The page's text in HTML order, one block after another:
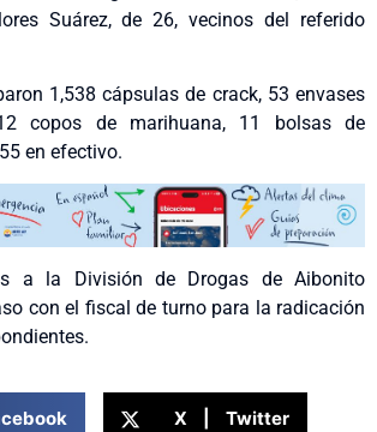
Suárez, de 26, vecinos del referido
1,538 cápsulas de crack, 53 envases
copos de marihuana, 11 bolsas de
en efectivo.
a la División de Drogas de Aibonito
con el fiscal de turno para la radicación
X | Twitter